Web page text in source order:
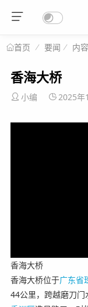
首页 要闻 内
香海大桥
小编 2025年
香海大桥
香海大桥位于广东省
44公里，跨越磨刀